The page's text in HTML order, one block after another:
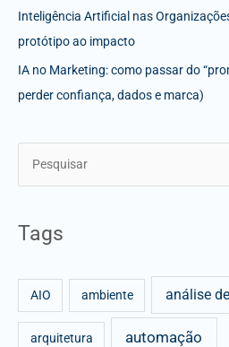
Inteligência Artificial nas
protótipo ao impacto
IA no Marketing: como passar do
perder confiança, dados e marca)
f
Tags
AIO ambiente análise
arquitetura automação